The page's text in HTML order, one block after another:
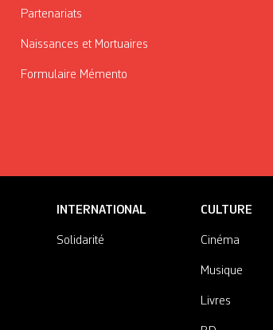
Partenariats
Naissances et Mortuaires
Formulaire Mémento
INTERNATIONAL
Solidarité
CULTURE
Cinéma
Musique
Livres